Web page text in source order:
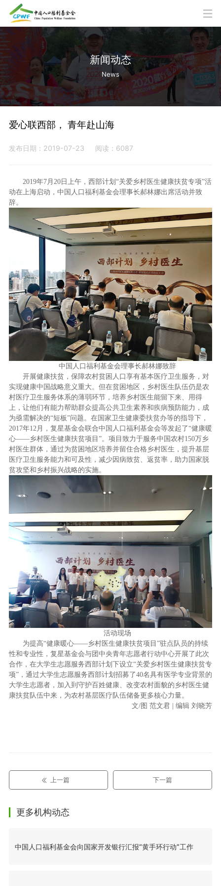
新闻动态
News
爱心联西部， 青年赴山海
发布日期：2019-07-23 阅读：6087
2019年7月20日上午，西部计划“关爱乡村医生健康扶贫专项”活
动在上海启动，中国人口福利基金会理事长郝林娜出席活动并致
辞。
中国人口福利基金会理事长郝林娜致辞
开展健康扶贫，保障农村贫困人口享有基本医疗卫生服务，对
实现健康中国战略意义重大。但在贫困地区，乡村医生队伍仍是农
村医疗卫生服务体系的薄弱环节，培养乡村医生能留下来、用得
上，让他们有能力帮助群众提高公共卫生素养和疾病预防能力，成
为亟需解决的“短板”问题。在国家卫生健康委扶贫办等的指导下，
2017年12月，复星基金会联合中国人口福利基金会等发起了“健康暖
心——乡村医生健康扶贫项目”。项目致力于服务中国农村150万乡
村医生群体，通过为贫困地区培养并留住合格乡村医生，提升基层
医疗卫生服务能力和可及性，减少因病致贫、返贫率，助力国家脱
贫攻坚和乡村振兴战略的实施。
活动现场
为提高“健康暖心——乡村医生健康扶贫项目”驻点队员的持续
性和专业性，复星基金会与团中央青年志愿者行动中心开展了此次
合作，在大学生志愿服务西部计划下设立“关爱乡村医生健康扶贫专
项”，通过大学生志愿服务西部计划招募了40名具有医学专业背景的
大学生志愿者，加入到守护百姓健康、改变农村面貌的乡村医生健
康扶贫队伍中来，为农村基层医疗队伍储备更多核心力量。
文/图 范文君 | 编辑 刘晓芳
上一篇 下一篇
更多机构动态
中国人口福利基金会向国家开发银行汇报“黄手环行动”工作